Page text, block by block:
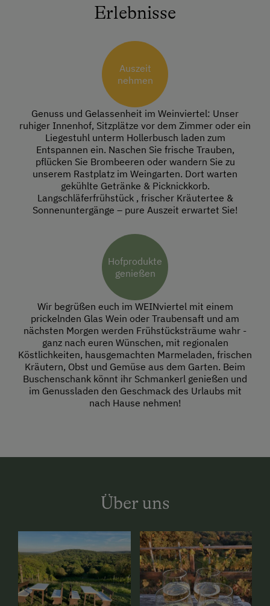
Erlebnisse
Auszeit
nehmen
Genuss und Gelassenheit im Weinviertel: Unser
ruhiger Innenhof, Sitzplätze vor dem Zimmer oder ein
Liegestuhl unterm Hollerbusch laden zum
Entspannen ein. Naschen Sie frische Trauben,
pflücken Sie Brombeeren oder wandern Sie zu
unserem Rastplatz im Weingarten. Dort warten
gekühlte Getränke & Picknickkorb.
Langschläferfrühstück , frischer Kräutertee &
Sonnenuntergänge – pure Auszeit erwartet Sie!
Hofprodukte
genießen
Wir begrüßen euch im WEINviertel mit einem
prickelnden Glas Wein oder Traubensaft und am
nächsten Morgen werden Frühstücksträume wahr -
ganz nach euren Wünschen, mit regionalen
Köstlichkeiten, hausgemachten Marmeladen, frischen
Kräutern, Obst und Gemüse aus dem Garten. Beim
Buschenschank könnt ihr Schmankerl genießen und
im Genussladen den Geschmack des Urlaubs mit
nach Hause nehmen!
Über uns